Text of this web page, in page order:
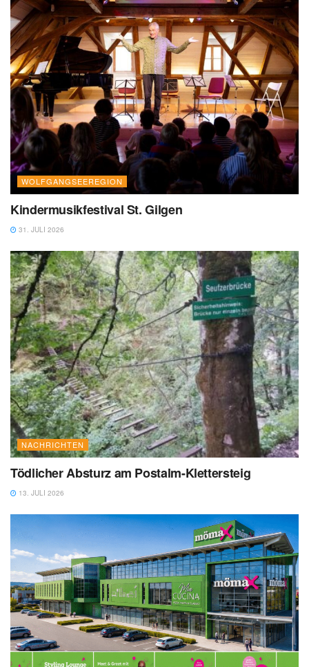
WOLFGANGSEEREGION
Kindermusikfestival St. Gilgen
31. JULI 2026
NACHRICHTEN
Tödlicher Absturz am Postalm-Klettersteig
13. JULI 2026